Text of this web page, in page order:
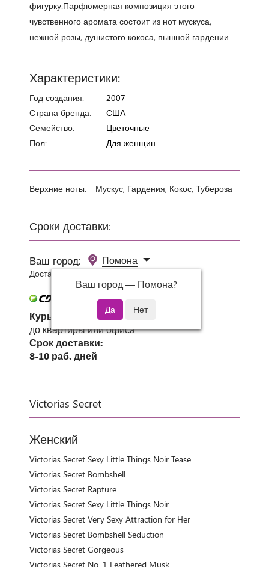
Сроки доставки:
Ваш город:
Помона
Ваш город — Помона?
Доставка 0 руб при заказе от 3000 руб.
Курьер СДЭК
до квартиры или офиса
Срок доставки:
8-10 раб. дней
Victorias Secret
Женский
Victorias Secret Sexy Little Things Noir Tease
Victorias Secret Bombshell
Victorias Secret Rapture
Victorias Secret Sexy Little Things Noir
Victorias Secret Very Sexy Attraction for Her
Victorias Secret Bombshell Seduction
Victorias Secret Gorgeous
Victorias Secret No. 1 Feathered Musk
фигурку.Парфюмерная композиция этого
чувственного аромата состоит из нот мускуса,
нежной розы, душистого кокоса, пышной гардении.
Характеристики:
Год создания:
2007
Страна бренда:
США
Семейство:
Цветочные
Пол:
Для женщин
Верхние ноты: Мускус, Гардения, Кокос, Тубероза